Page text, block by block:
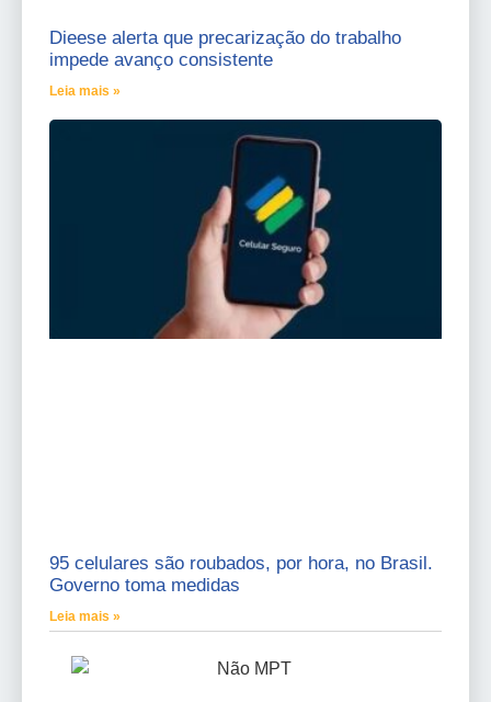
Dieese alerta que precarização do trabalho
impede avanço consistente
Leia mais »
95 celulares são roubados, por hora, no Brasil.
Governo toma medidas
Leia mais »